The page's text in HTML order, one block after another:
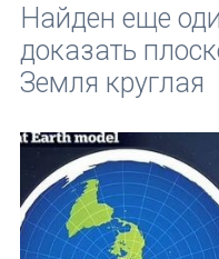
Найден еще
доказать
Земля круглая